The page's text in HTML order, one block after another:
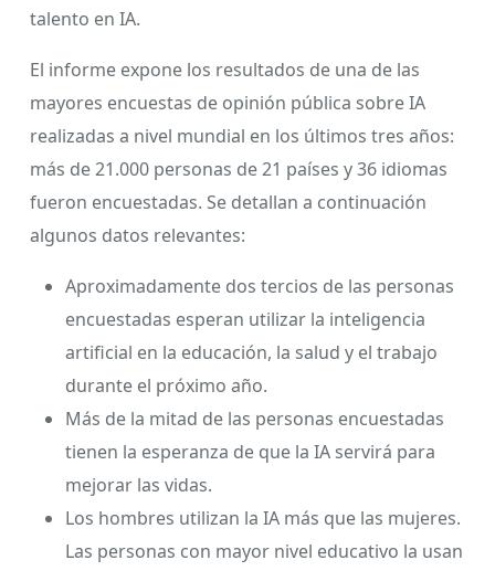
talento en IA.
El informe expone los resultados de una de las
mayores encuestas de opinión pública sobre IA
realizadas a nivel mundial en los últimos tres años:
más de 21.000 personas de 21 países y 36 idiomas
fueron encuestadas. Se detallan a continuación
algunos datos relevantes:
Aproximadamente dos tercios de las personas
encuestadas esperan utilizar la inteligencia
artificial en la educación, la salud y el trabajo
durante el próximo año.
Más de la mitad de las personas encuestadas
tienen la esperanza de que la IA servirá para
mejorar las vidas.
Los hombres utilizan la IA más que las mujeres.
Las personas con mayor nivel educativo la usan